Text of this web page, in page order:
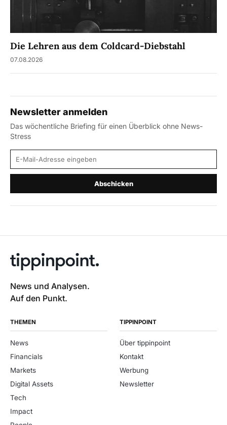
Die Lehren aus dem Coldcard-Diebstahl
07.08.2026
Newsletter anmelden
Das wöchentliche Briefing für einen Überblick ohne News-
Stress
E-Mail-Adresse
Abschicken
News und Analysen.
Auf den Punkt.
THEMEN
News
Financials
Markets
Digital Assets
Tech
Impact
TIPPINPOINT
Über tippinpoint
Kontakt
Werbung
Newsletter